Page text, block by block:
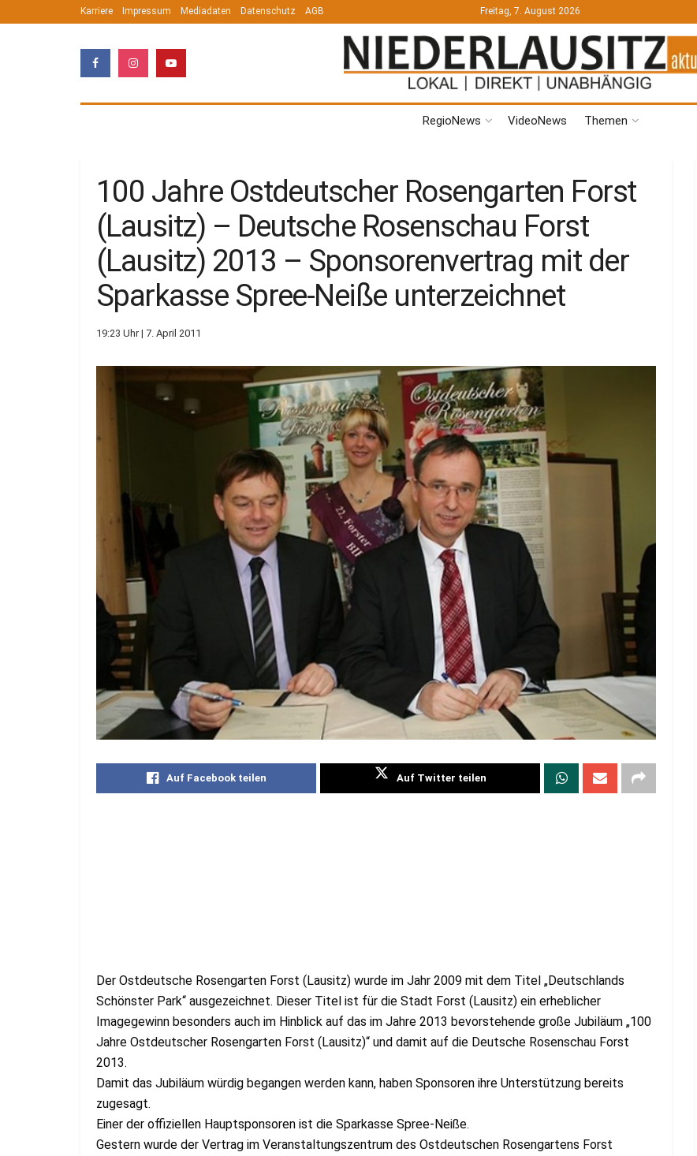
Karriere Impressum Mediadaten Datenschutz AGB Freitag, 7. August 2026
RegioNews VideoNews Themen
100 Jahre Ostdeutscher Rosengarten Forst
(Lausitz) – Deutsche Rosenschau Forst
(Lausitz) 2013 – Sponsorenvertrag mit der
Sparkasse Spree-Neiße unterzeichnet
19:23 Uhr | 7. April 2011
Auf Facebook teilen Auf Twitter teilen
Der Ostdeutsche Rosengarten Forst (Lausitz) wurde im Jahr 2009 mit dem Titel „Deutschlands
Schönster Park“ ausgezeichnet. Dieser Titel ist für die Stadt Forst (Lausitz) ein erheblicher
Imagegewinn besonders auch im Hinblick auf das im Jahre 2013 bevorstehende große Jubiläum „100
Jahre Ostdeutscher Rosengarten Forst (Lausitz)“ und damit auf die Deutsche Rosenschau Forst
2013.
Damit das Jubiläum würdig begangen werden kann, haben Sponsoren ihre Unterstützung bereits
zugesagt.
Einer der offiziellen Hauptsponsoren ist die Sparkasse Spree-Neiße.
Gestern wurde der Vertrag im Veranstaltungszentrum des Ostdeutschen Rosengartens Forst